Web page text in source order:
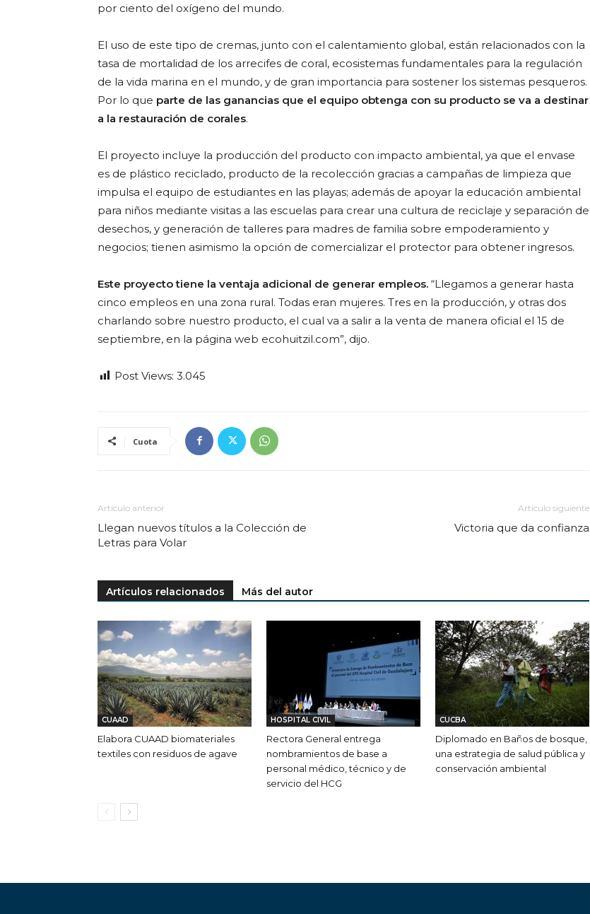
por ciento del oxígeno del mundo.
El uso de este tipo de cremas, junto con el calentamiento global, están relacionados con la
tasa de mortalidad de los arrecifes de coral, ecosistemas fundamentales para la regulación
de la vida marina en el mundo, y de gran importancia para sostener los sistemas pesqueros.
Por lo que parte de las ganancias que el equipo obtenga con su producto se va a destinar
a la restauración de corales.
El proyecto incluye la producción del producto con impacto ambiental, ya que el envase
es de plástico reciclado, producto de la recolección gracias a campañas de limpieza que
impulsa el equipo de estudiantes en las playas; además de apoyar la educación ambiental
para niños mediante visitas a las escuelas para crear una cultura de reciclaje y separación de
desechos, y generación de talleres para madres de familia sobre empoderamiento y
negocios; tienen asimismo la opción de comercializar el protector para obtener ingresos.
Este proyecto tiene la ventaja adicional de generar empleos. “Llegamos a generar hasta
cinco empleos en una zona rural. Todas eran mujeres. Tres en la producción, y otras dos
charlando sobre nuestro producto, el cual va a salir a la venta de manera oficial el 15 de
septiembre, en la página web ecohuitzil.com”, dijo.
Post Views: 3.045
Cuota
Artículo anterior
Llegan nuevos títulos a la Colección de
Letras para Volar
Artículo siguiente
Victoria que da confianza
Artículos relacionados Más del autor
CUAAD
Elabora CUAAD biomateriales
textiles con residuos de agave
HOSPITAL CIVIL
Rectora General entrega
nombramientos de base a
personal médico, técnico y de
servicio del HCG
CUCBA
Diplomado en Baños de bosque,
una estrategia de salud pública y
conservación ambiental